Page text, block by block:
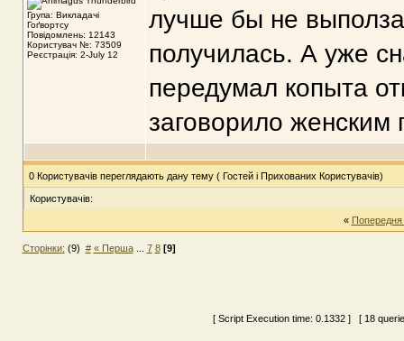
Група: Викладачі
Гоґвортсу
Повідомлень: 12143
Користувач №: 73509
Реєстрація: 2-July 12
лучше бы не
получилась. А уже
передумал копыта
заговорило женским
0 Користувачів переглядають дану тему ( Гостей і Прихованих Користувачів)
Користувачів:
«
Сторінки: (9) # « Перша... 7 8 [9]
[ Script Execution time: 0.1332] [ 18